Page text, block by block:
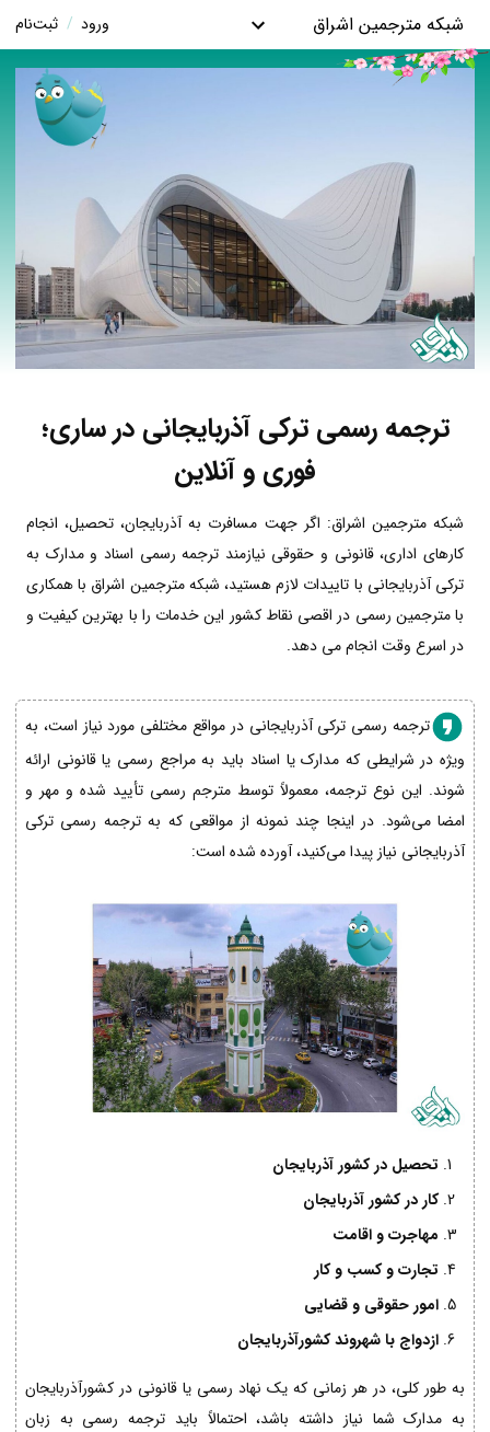
شبکه مترجمین اشراق ورود / ثبت‌نام
ترجمه رسمی ترکی آذربایجانی در ساری؛
فوری و آنلاین
شبکه مترجمین اشراق: اگر جهت مسافرت به آذربایجان، تحصیل، انجام
کارهای اداری، قانونی و حقوقی نیازمند ترجمه رسمی اسناد و مدارک به
ترکی آذربایجانی با تاییدات لازم هستید، شبکه مترجمین اشراق با همکاری
با مترجمین رسمی در اقصی نقاط کشور این خدمات را با بهترین کیفیت و
در اسرع وقت انجام می دهد.
ترجمه رسمی ترکی آذربایجانی در مواقع مختلفی مورد نیاز است، به
ویژه در شرایطی که مدارک یا اسناد باید به مراجع رسمی یا قانونی ارائه
شوند. این نوع ترجمه، معمولاً توسط مترجم رسمی تأیید شده و مهر و
امضا می‌شود. در اینجا چند نمونه از مواقعی که به ترجمه رسمی ترکی
آذربایجانی نیاز پیدا می‌کنید، آورده شده است:
تحصیل در کشور آذربایجان
کار در کشور آذربایجان
مهاجرت و اقامت
تجارت و کسب و کار
امور حقوقی و قضایی
ازدواج با شهروند کشورآذربایجان
به طور کلی، در هر زمانی که یک نهاد رسمی یا قانونی در کشورآذربایجان
به مدارک شما نیاز داشته باشد، احتمالاً باید ترجمه رسمی به زبان